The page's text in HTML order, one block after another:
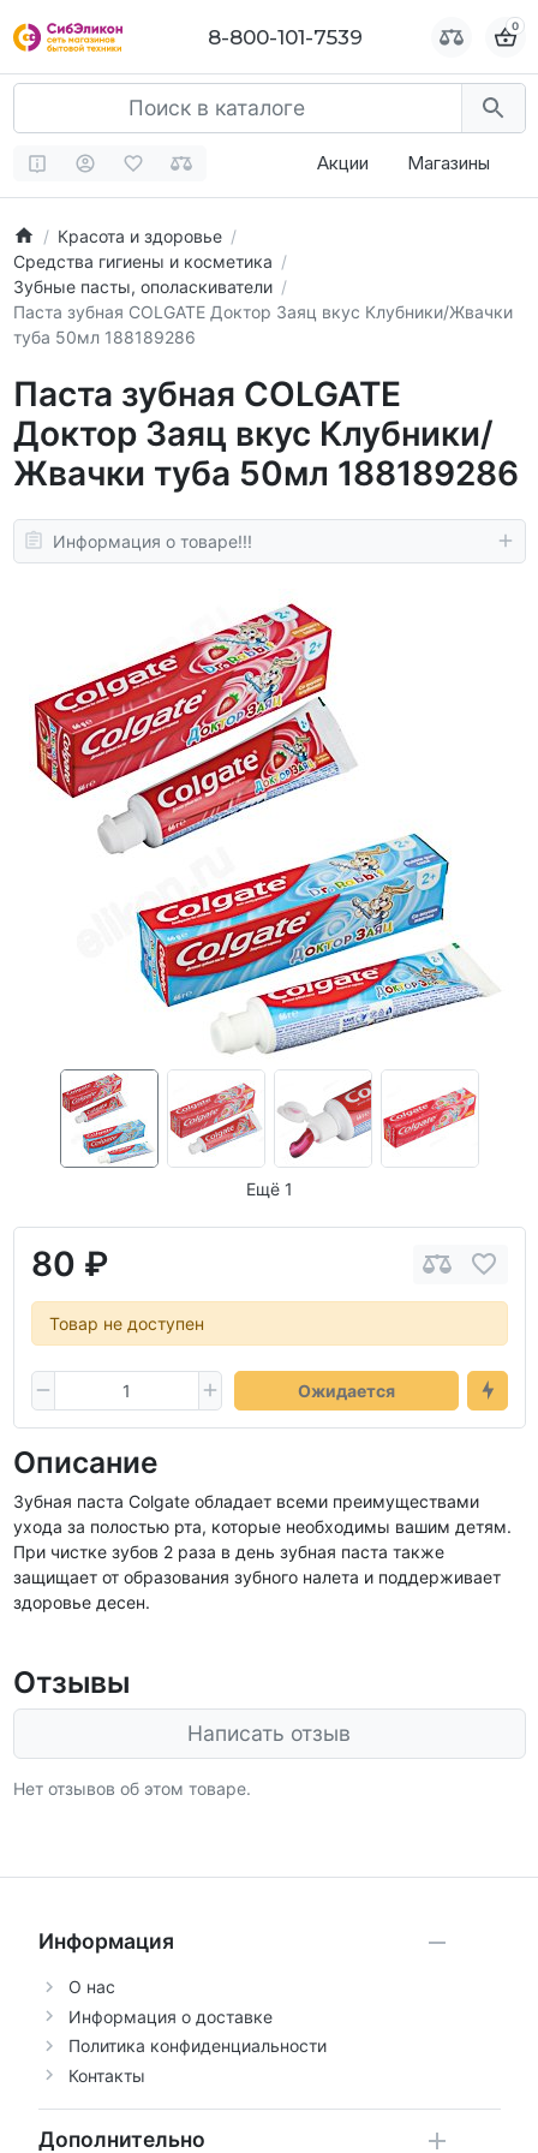
8-800-101-7539 0
Акции Магазины
Красота и здоровье
Средства гигиены и косметика
Зубные пасты, ополаскиватели
Паста зубная COLGATE Доктор Заяц вкус Клубники/Жвачки
туба 50мл 188189286
Паста зубная COLGATE
Доктор Заяц вкус Клубники/
Жвачки туба 50мл 188189286
Информация о товаре!!!
Ещё 1
80 ₽
Товар не доступен
Ожидается
Описание
Зубная паста Colgate обладает всеми преимуществами
ухода за полостью рта, которые необходимы вашим детям.
При чистке зубов 2 раза в день зубная паста также
защищает от образования зубного налета и поддерживает
здоровье десен.
Отзывы
Написать отзыв
Нет отзывов об этом товаре.
Информация
О нас
Информация о доставке
Политика конфиденциальности
Контакты
Дополнительно
8-800-101-7539 0